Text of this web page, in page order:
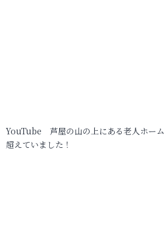
YouTube 芦屋の山の上にある老人ホー
超えていました！